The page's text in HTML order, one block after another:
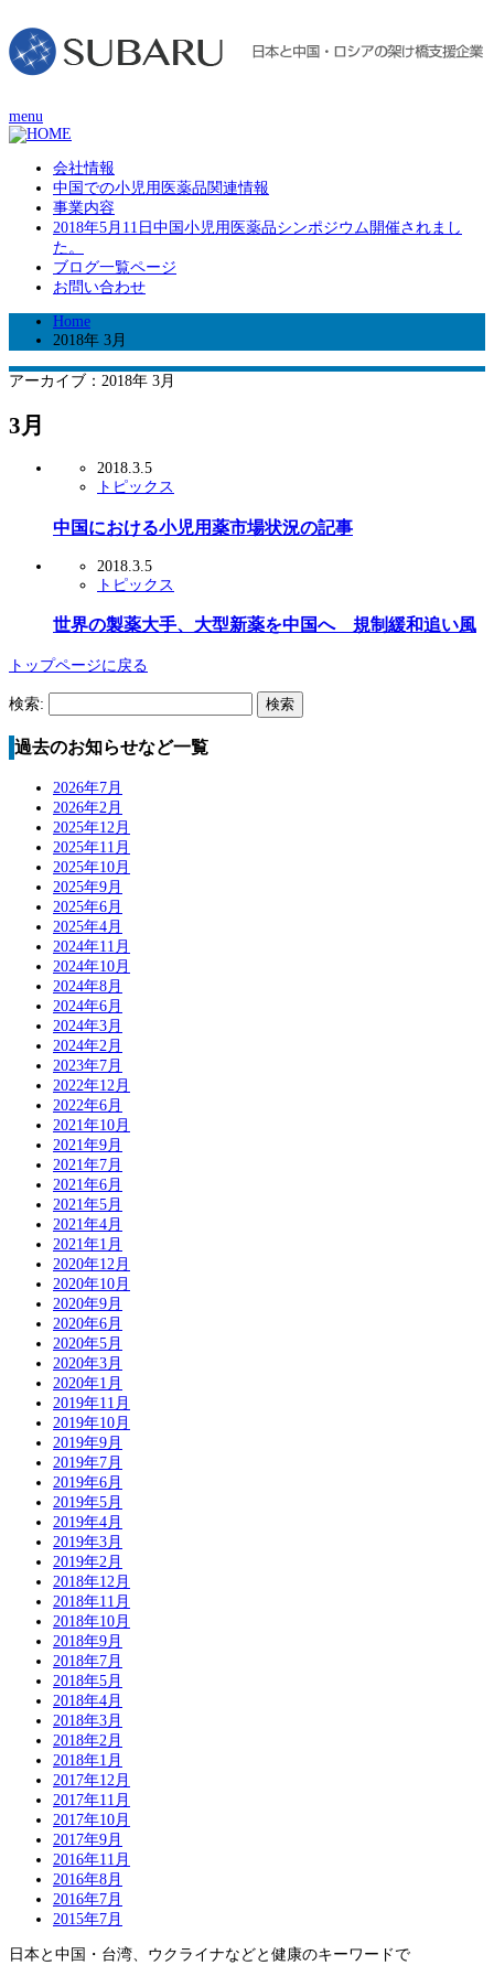
menu
会社情報
中国での小児用医薬品関連情報
事業内容
2018年5月11日中国小児用医薬品シンポジウム開催されまし
た。
ブログ一覧ページ
お問い合わせ
Home
2018年 3月
アーカイブ：2018年 3月
3月
2018.3.5
トピックス
中国における小児用薬市場状況の記事
2018.3.5
トピックス
世界の製薬大手、大型新薬を中国へ 規制緩和追い風
トップページに戻る
検索:
過去のお知らせなど一覧
2026年7月
2026年2月
2025年12月
2025年11月
2025年10月
2025年9月
2025年6月
2025年4月
2024年11月
2024年10月
2024年8月
2024年6月
2024年3月
2024年2月
2023年7月
2022年12月
2022年6月
2021年10月
2021年9月
2021年7月
2021年6月
2021年5月
2021年4月
2021年1月
2020年12月
2020年10月
2020年9月
2020年6月
2020年5月
2020年3月
2020年1月
2019年11月
2019年10月
2019年9月
2019年7月
2019年6月
2019年5月
2019年4月
2019年3月
2019年2月
2018年12月
2018年11月
2018年10月
2018年9月
2018年7月
2018年5月
2018年4月
2018年3月
2018年2月
2018年1月
2017年12月
2017年11月
2017年10月
2017年9月
2016年11月
2016年8月
2016年7月
2015年7月
日本と中国・台湾、ウクライナなどと健康のキーワードで